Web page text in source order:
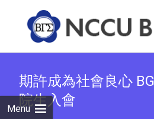
Menu
期許成為社會良心
院生入會